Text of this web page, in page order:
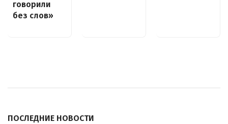
говорили
без слов»
ПОСЛЕДНИЕ НОВОСТИ